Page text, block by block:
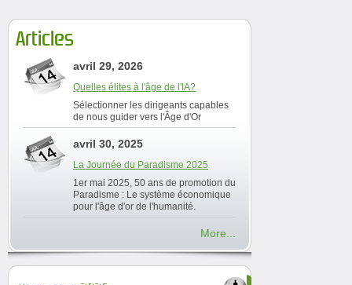
Articles
avril 29, 2026
Quelles élites à l'âge de l'IA?
Sélectionner les dirigeants capables
de nous guider vers l'Âge d'Or
avril 30, 2025
La Journée du Paradisme 2025
1er mai 2025, 50 ans de promotion du
Paradisme : Le système économique
pour l'âge d'or de l'humanité.
More...